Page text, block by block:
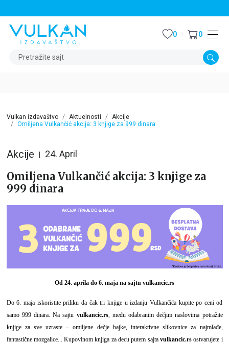
Pretražite sajt
0 0
Vulkan izdavaštvo Aktuelnosti
Akcije
Omiljena Vulkančić akcija: 3 knjige za 999 dinara
Akcije 24. April
Omiljena Vulkančić akcija: 3 knjige za
999 dinara
Od 24. aprila do 6. maja na sajtu vulkancic.rs
Do 6. maja iskoristite priliku da čak tri knjige u izdanju Vulkančića kupite po ceni od
samo 999 dinara. Na sajtu vulkancic.rs, među odabranim dečjim naslovima potražite
knjige za sve uzraste – omiljene dečje bajke, interaktivne slikovnice za najmlađe,
fantastične mozgalice... Kupovinom knjiga za decu putem sajta vulkancic.rsostvarujete i